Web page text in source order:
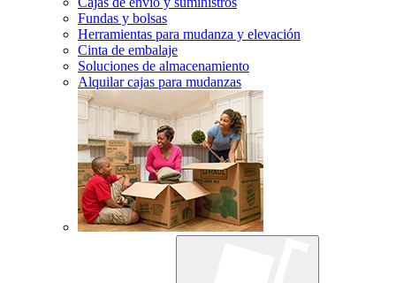
Fundas y bolsas
Herramientas para mudanza y elevación
Cinta de embalaje
Soluciones de almacenamiento
Alquilar cajas para mudanzas